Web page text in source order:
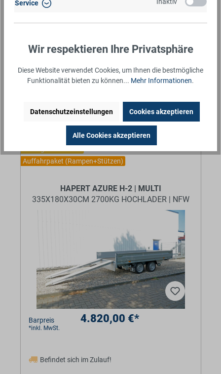
Nutzlast:
2.033 kg
Gummifederachse
Aluboden
Auffahrpaket (Rampen+Stützen)
HAPERT AZURE H-2 | MULTI
335X180X30CM 2700KG HOCHLADER | NFW
Barpreis 4.820,00 €*
*inkl. MwSt.
Befindet sich im Zulauf!
Service Inaktiv
Wir respektieren Ihre Privatsphäre
Diese Website verwendet Cookies, um Ihnen die bestmögliche
Funktionalität bieten zu können... Mehr Informationen.
Datenschutzeinstellungen Cookies akzeptieren
Alle Cookies akzeptieren